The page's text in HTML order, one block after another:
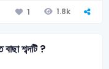
1 1.8k
শব্দটি ?